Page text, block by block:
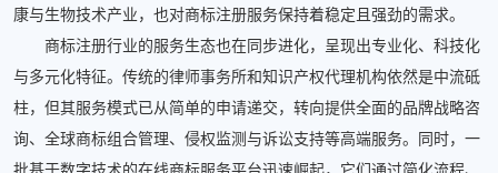
康与生物技术产业，也对商标注册服务保持着稳定且强劲的需求。
商标注册行业的服务生态也在同步进化，呈现出专业化、科技化
与多元化特征。传统的律师事务所和知识产权代理机构依然是中流砥
柱，但其服务模式已从简单的申请递交，转向提供全面的品牌战略咨
询、全球商标组合管理、侵权监测与诉讼支持等高端服务。同时，一